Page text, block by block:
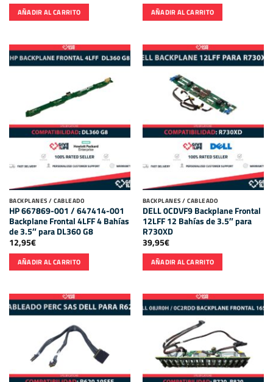
AÑADIR AL CARRITO AÑADIR AL CARRITO
BACKPLANES / CABLEADO
HP 667869-001 / 647414-001
Backplane Frontal 4LFF 4 Bahías
de 3.5″ para DL360 G8
12,95€
AÑADIR AL CARRITO
BACKPLANES / CABLEADO
DELL 0CDVF9 Backplane Frontal
12LFF 12 Bahías de 3.5″ para
R730XD
39,95€
AÑADIR AL CARRITO